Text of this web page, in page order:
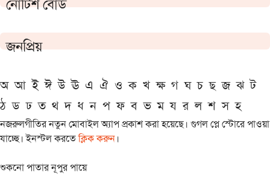
নোটিশ বোর্ড
জনপ্রিয়
অ আ ই ঈ উ ঊ এ ঐ ও ক খ ক্ষ গ ঘ চ ছ জ ঝ ট
ঠ ড ঢ ত থ দ ধ ন প ফ ব ভ ম য র ল শ স হ
নজরুলগীতির নতুন মোবাইল অ্যাপ প্রকাশ করা হয়েছে। গুগল প্লে স্টোরে পাওয়া
যাচ্ছে। ইনস্টল করতেক্লিক করুন।
শুকনো পাতার নূপুর পায়ে